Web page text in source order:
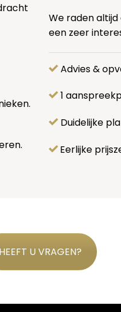
We raden
een zeer
Advies &
1
Duidelijke
Eerlijke
HEEFT U VRAGEN?